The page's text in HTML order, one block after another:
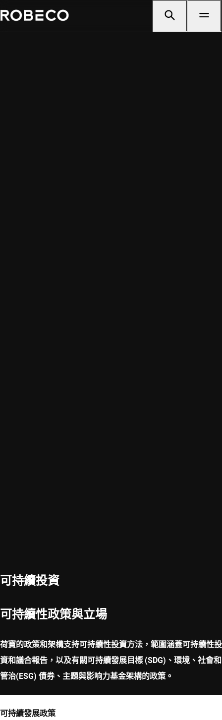
可持續投資
可持續性政策與立場
荷寶的政策和架構支持可持續性投資方法，範圍涵蓋可持續性投
資和議合報告，以及有關可持續發展目標 (SDG)、環境、社會和
管治(ESG) 債券、主題與影响力基金架構的政策。
可持續發展政策​